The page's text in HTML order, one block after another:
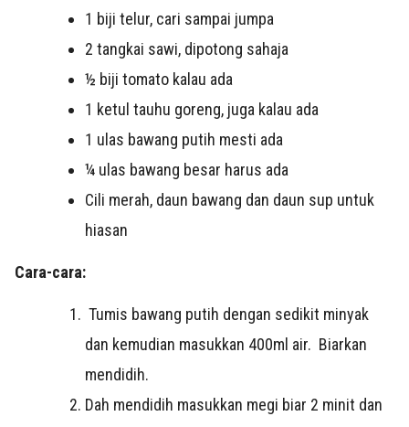
1 biji telur, cari sampai jumpa
2 tangkai sawi, dipotong sahaja
½ biji tomato kalau ada
1 ketul tauhu goreng, juga kalau ada
1 ulas bawang putih mesti ada
¼ ulas bawang besar harus ada
Cili merah, daun bawang dan daun sup untuk
hiasan
Cara-cara:
Tumis bawang putih dengan sedikit minyak
dan kemudian masukkan 400ml air. Biarkan
mendidih.
Dah mendidih masukkan megi biar 2 minit dan